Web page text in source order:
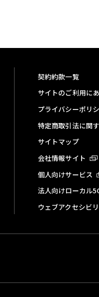
契約約款一覧
サイトのご利用に
プライバシーポリ
特定商取引法に関
サイトマップ
会社情報サイト
個人向けサービス
法人向けローカル
ウェブアクセシビ